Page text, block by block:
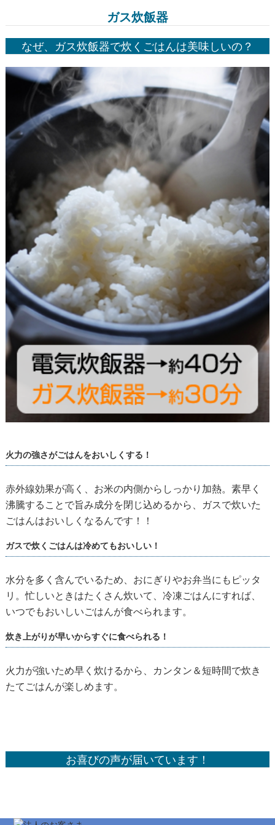
ガス炊飯器
なぜ、ガス炊飯器で炊くごはんは美味しいの？
火力の強さがごはんをおいしくする！
赤外線効果が高く、お米の内側からしっかり加熱。素早く
沸騰することで旨み成分を閉じ込めるから、ガスで炊いた
ごはんはおいしくなるんです！！
ガスで炊くごはんは冷めてもおいしい！
水分を多く含んでいるため、おにぎりやお弁当にもピッタ
リ。忙しいときはたくさん炊いて、冷凍ごはんにすれば、
いつでもおいしいごはんが食べられます。
炊き上がりが早いからすぐに食べられる！
火力が強いため早く炊けるから、カンタン＆短時間で炊き
たてごはんが楽しめます。
お喜びの声が届いています！